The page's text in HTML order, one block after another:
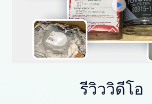
รีวิววิดีโอ